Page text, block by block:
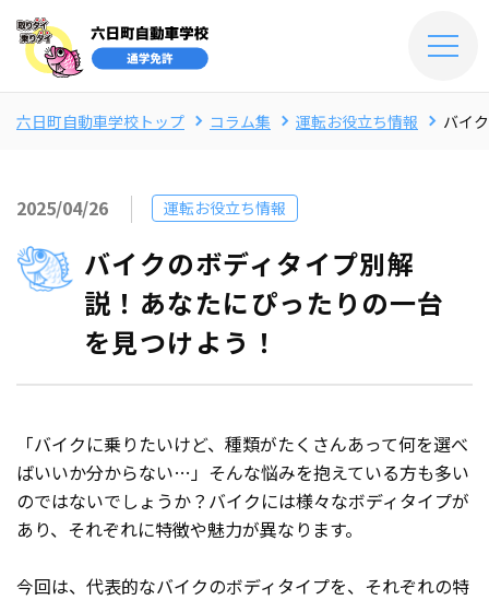
六日町自動車学校トップ コラム集 運転お役立ち情報 バイ
2025/04/26 運転お役立ち情報
バイクのボディタイプ別解
説！あなたにぴったりの一台
を見つけよう！
「バイクに乗りたいけど、種類がたくさんあって何を選べ
ばいいか分からない…」そんな悩みを抱えている方も多い
のではないでしょうか？バイクには様々なボディタイプが
あり、それぞれに特徴や魅力が異なります。
今回は、代表的なバイクのボディタイプを、それぞれの特